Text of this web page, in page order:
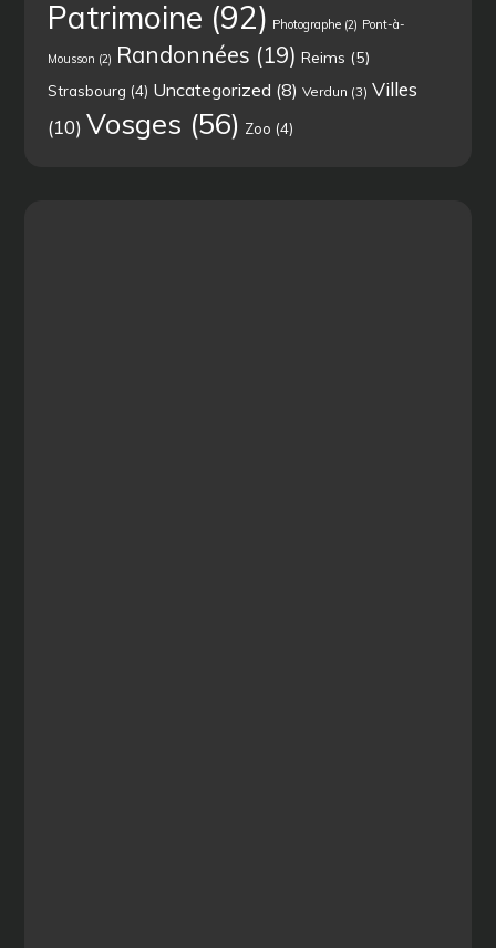
Patrimoine (92) Photographe (2) Pont-à-
Mousson (2) Randonnées (19) Reims (5)
Strasbourg (4) Uncategorized (8) Verdun (3) Villes
(10) Vosges (56) Zoo (4)